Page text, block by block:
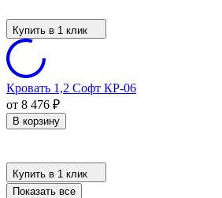
Купить в 1 клик
Кровать 1,2 Софт КР-06
от 8 476 ₽
В корзину
Купить в 1 клик
Показать все